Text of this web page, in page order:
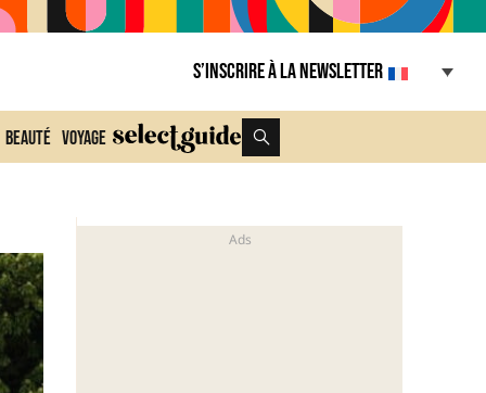
S’inscrire à la Newsletter
Beauté Voyage